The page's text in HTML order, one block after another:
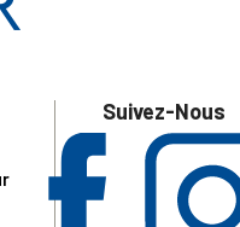
Suivez-Nous